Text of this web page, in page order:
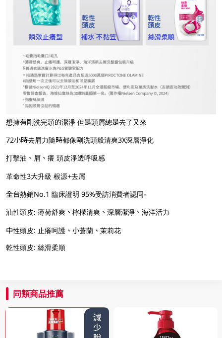
想擁有剛洗完頭的潔淨 但是頭屑總是去了又來
72小時去屑力隨時都像剛洗頭般清爽3X深層淨化
打擊油、屑、癢 頭皮淨透呼吸感
革命性3大升級 根源+去屑
全台熱銷No.1 臨床證明 95%受訪消費者認同-
油性頭皮: 薄荷舒爽、檸檬清爽、深層潔淨、海洋活力
中性頭皮: 止癢呵護、小蒼蘭、茉莉花
乾性頭皮: 絲滑柔順
同類商品推薦